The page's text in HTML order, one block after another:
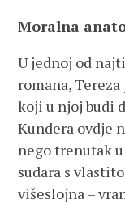
Moralna
U jednoj od
romana,
koji u njoj budi
Kundera ovdje
nego trenutak
sudara s
višeslojna –